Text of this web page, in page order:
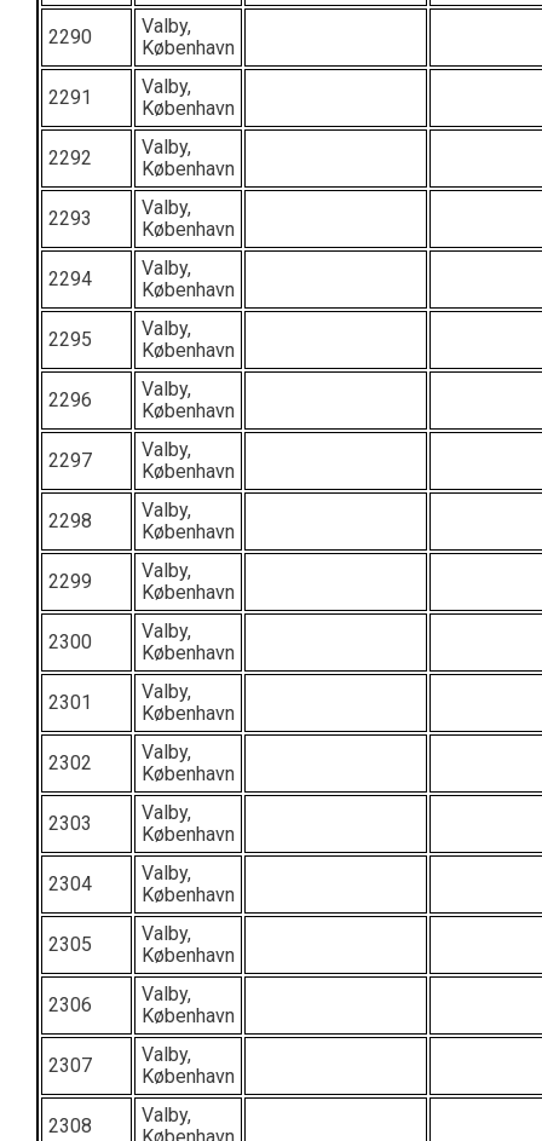
2290
Valby,
København
2291
Valby,
København
2292
Valby,
København
2293
Valby,
København
2294
Valby,
København
2295
Valby,
København
2296
Valby,
København
2297
Valby,
København
2298
Valby,
København
2299
Valby,
København
2300
Valby,
København
2301
Valby,
København
2302
Valby,
København
2303
Valby,
København
2304
Valby,
København
2305
Valby,
København
2306
Valby,
København
2307
Valby,
København
2308
Valby,